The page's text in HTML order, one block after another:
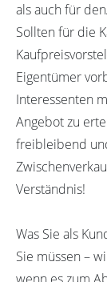
als auch für
Sollten für die
Eigentümer
Interessenten
Angebot zu
freibleibend
Verständnis!
Was Sie als
Sie müssen –